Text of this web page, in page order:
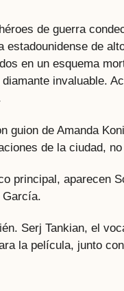
de guerra
de
en un esquema
invaluable.
guion de Amanda
de la ciudad,
principal, aparecen
García.
Serj Tankian, el
la película, junto